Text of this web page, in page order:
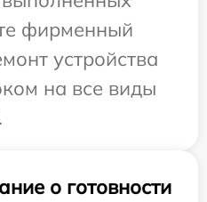
фирменный
устройства
на все виды
о готовности